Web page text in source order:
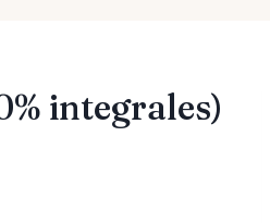
integrales)